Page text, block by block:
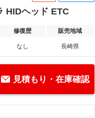
HIDヘッド ETC
修復歴 販売地域
なし 長崎県
見積もり・在庫確認